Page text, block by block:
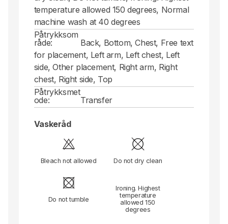
temperature allowed 150 degrees, Normal
machine wash at 40 degrees
Påtrykksom
råde:
Back, Bottom, Chest, Free text
for placement, Left arm, Left chest, Left
side, Other placement, Right arm, Right
chest, Right side, Top
Påtrykksmet
ode:
Transfer
Vaskeråd
Bleach not allowed Do not dry clean
Do not tumble
Ironing. Highest
temperature
allowed 150
degrees